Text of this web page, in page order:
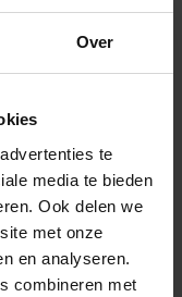
Over
te
media te bieden
Ook delen we
met onze
en analyseren.
combineren met